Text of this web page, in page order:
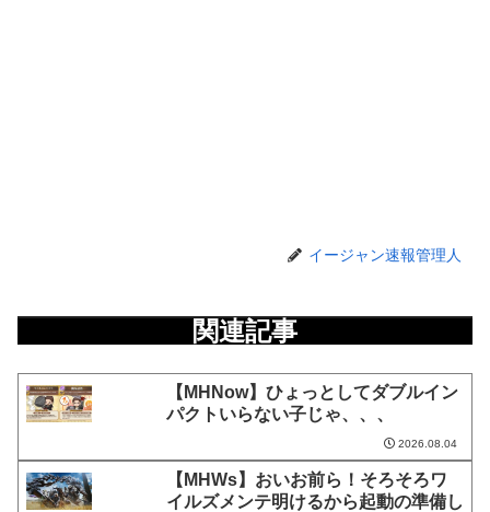
イージャン速報管理人
関連記事
【MHNow】ひょっとしてダブルイン
パクトいらない子じゃ、、、
2026.08.04
【MHWs】おいお前ら！そろそろワ
イルズメンテ明けるから起動の準備し